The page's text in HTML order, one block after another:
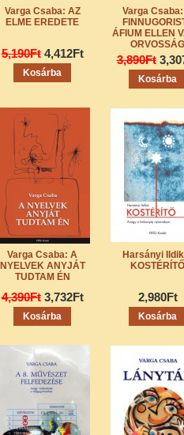
Varga Csaba: AZ
ELME EREDETE
5,190Ft 4,412Ft
Varga
ÁFIUM ELLEN
ORVOSSÁG
3,890Ft
Varga Csaba: A
NYELVEK ANYJÁT
TUDTAM ÉN
4,390Ft 3,732Ft
Harsányi
KOSTÉRÍTŐ
2,980Ft